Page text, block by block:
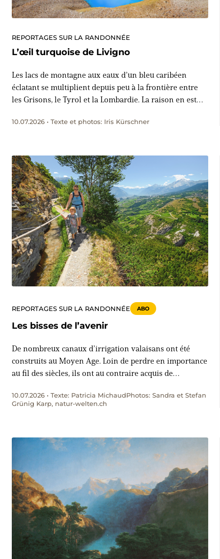
REPORTAGES SUR LA RANDONNÉE
L’œil turquoise de Livigno
Les lacs de montagne aux eaux d’un bleu caribéen
éclatant se multiplient depuis peu à la frontière entre
les Grisons, le Tyrol et la Lombardie. La raison en est
Vago, sur la crête entre la Suisse et l’Italie, entre Livigno
10.07.2026 • Texte et photos: Iris Kürschner
REPORTAGES SUR LA RANDONNÉE ABO
Les bisses de l’avenir
De nombreux canaux d’irrigation valaisans ont été
construits au Moyen Age. Loin de perdre en importance
au fil des siècles, ils ont au contraire acquis de
familiale le long du Grand Bisse de Lens.
10.07.2026 • Texte: Patricia MichaudPhotos: Sandra et Stefan
Grünig Karp, natur-welten.ch